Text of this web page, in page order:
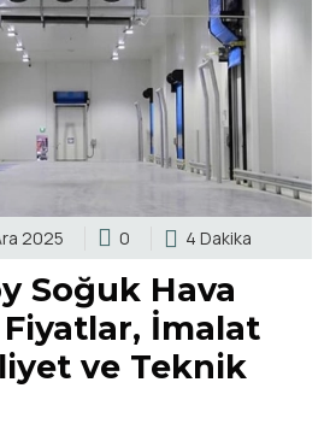
2025 0 4 Dakika
Soğuk Hava
İmalat
ve Teknik